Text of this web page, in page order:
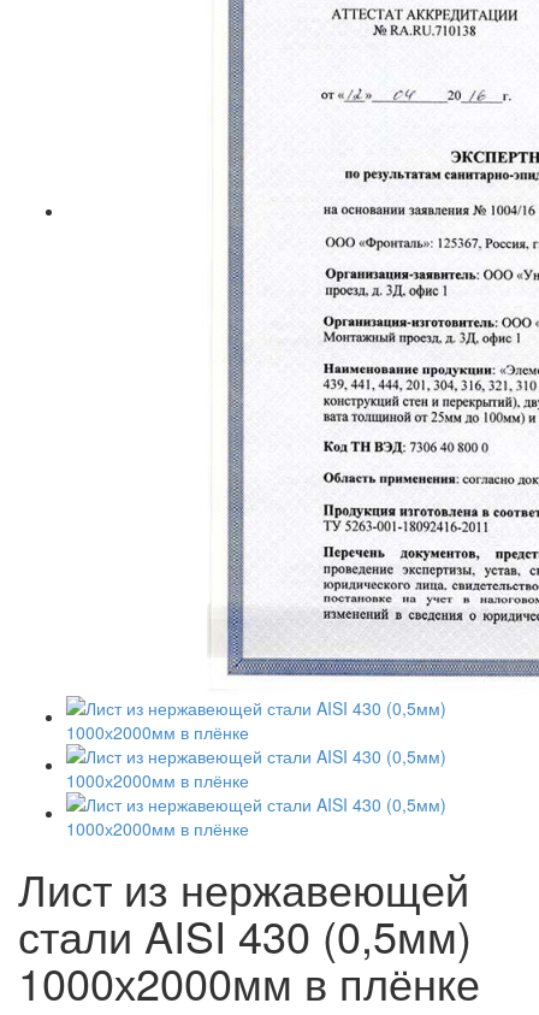
Лист из нержавеющей
стали AISI 430 (0,5мм)
1000х2000мм в плёнке